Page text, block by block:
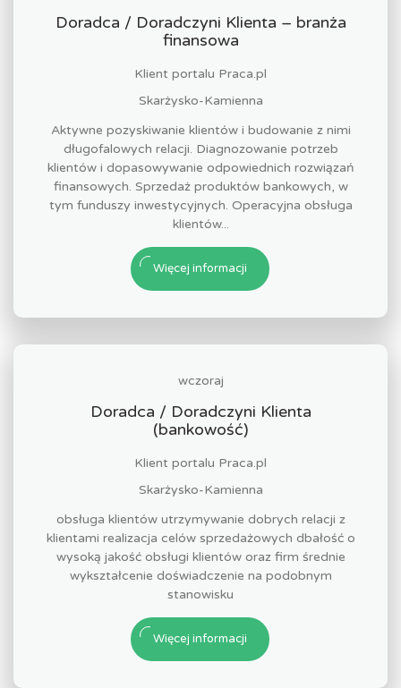
Doradca / Doradczyni Klienta – branża
finansowa
Klient portalu Praca.pl
Skarżysko-Kamienna
Aktywne pozyskiwanie klientów i budowanie z nimi
długofalowych relacji. Diagnozowanie potrzeb
klientów i dopasowywanie odpowiednich rozwiązań
finansowych. Sprzedaż produktów bankowych, w
tym funduszy inwestycyjnych. Operacyjna obsługa
klientów...
Więcej informacji
wczoraj
Doradca / Doradczyni Klienta
(bankowość)
Klient portalu Praca.pl
Skarżysko-Kamienna
obsługa klientów utrzymywanie dobrych relacji z
klientami realizacja celów sprzedażowych dbałość o
wysoką jakość obsługi klientów oraz firm średnie
wykształcenie doświadczenie na podobnym
stanowisku
Więcej informacji